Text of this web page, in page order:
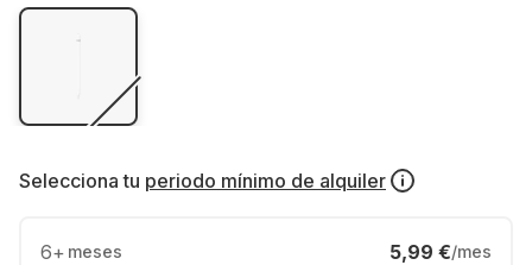
Selecciona tu periodo mínimo de alquiler
6+ meses 5,99 €/mes